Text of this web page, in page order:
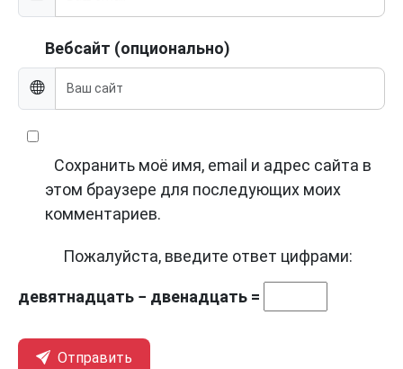
Вебсайт (опционально)
Сохранить моё имя, email и адрес сайта в
этом браузере для последующих моих
комментариев.
Пожалуйста, введите ответ цифрами:
девятнадцать − двенадцать =
Отправить